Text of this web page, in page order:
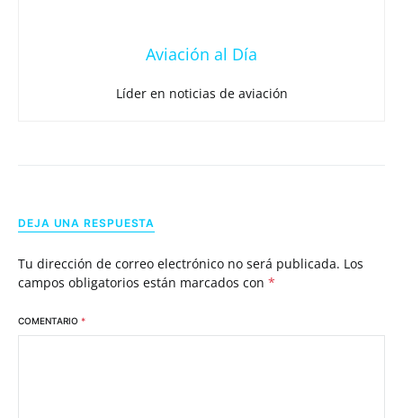
Aviación al Día
Líder en noticias de aviación
DEJA UNA RESPUESTA
Tu dirección de correo electrónico no será publicada. Los
campos obligatorios están marcados con *
COMENTARIO *